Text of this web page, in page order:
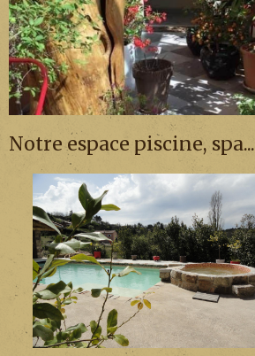
Notre espace piscine, spa...